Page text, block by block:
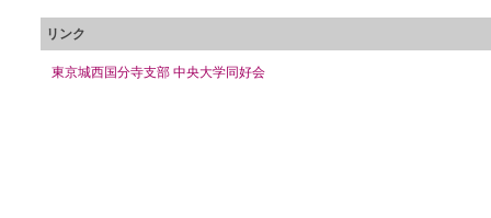
リンク
東京城西国分寺支部 中央大学同好会